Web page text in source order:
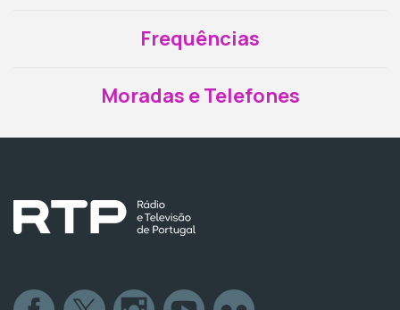
Frequências
Moradas e Telefones